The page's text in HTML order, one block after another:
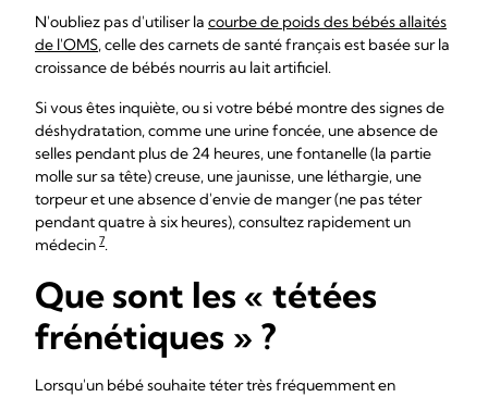
N'oubliez pas d'utiliser la courbe de poids des bébés allaités
de l'OMS, celle des carnets de santé français est basée sur la
croissance de bébés nourris au lait artificiel.
Si vous êtes inquiète, ou si votre bébé montre des signes de
déshydratation, comme une urine foncée, une absence de
selles pendant plus de 24 heures, une fontanelle (la partie
molle sur sa tête) creuse, une jaunisse, une léthargie, une
torpeur et une absence d'envie de manger (ne pas téter
pendant quatre à six heures), consultez rapidement un
médecin 7.
Que sont les « tétées
frénétiques » ?
Lorsqu'un bébé souhaite téter très fréquemment en